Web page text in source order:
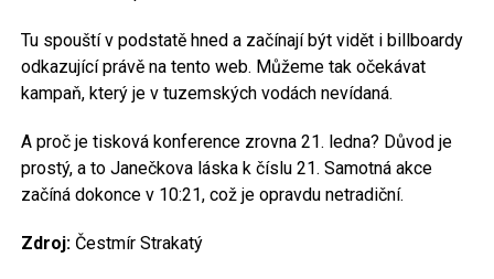
Tu spouští v podstatě hned a začínají být vidět i billboardy
odkazující právě na tento web. Můžeme tak očekávat
kampaň, který je v tuzemských vodách nevídaná.
A proč je tisková konference zrovna 21. ledna? Důvod je
prostý, a to Janečkova láska k číslu 21. Samotná akce
začíná dokonce v 10:21, což je opravdu netradiční.
Zdroj:Čestmír Strakatý